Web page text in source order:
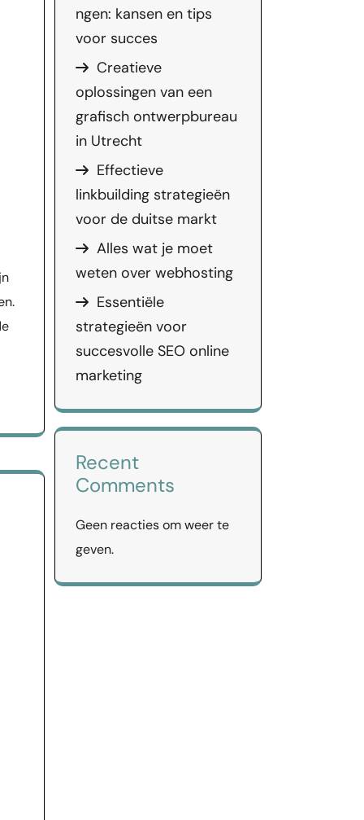
ngen: kansen en tips
voor succes
Creatieve
oplossingen van een
grafisch ontwerpbureau
in Utrecht
Effectieve
linkbuilding strategieën
voor de duitse markt
Alles wat je moet
weten over webhosting
Essentiële
strategieën voor
succesvolle SEO online
marketing
Recent
Comments
Geen reacties om weer te
geven.